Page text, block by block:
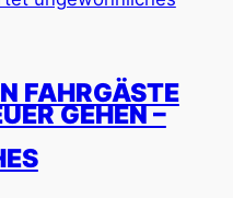
FAHRGÄSTE
GEHEN –